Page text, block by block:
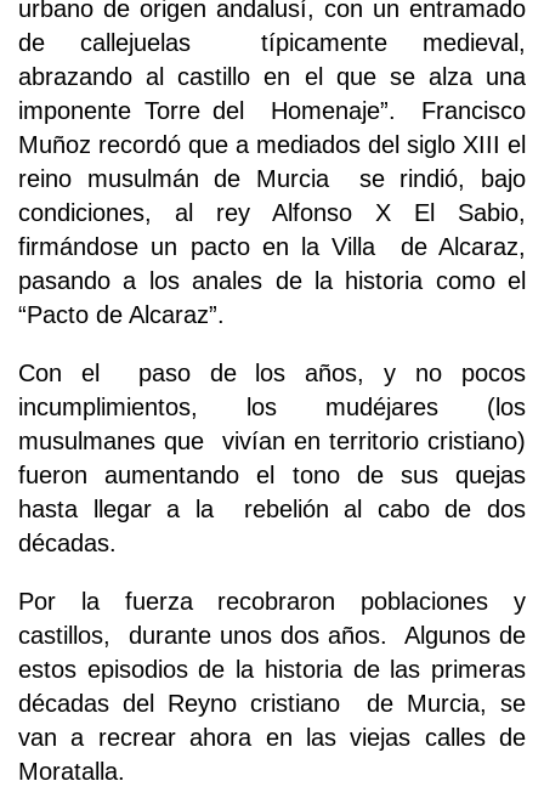
urbano de origen andalusí, con un entramado
de callejuelas típicamente medieval,
abrazando al castillo en el que se alza una
imponente Torre del Homenaje”. Francisco
Muñoz recordó que a mediados del siglo XIII el
reino musulmán de Murcia se rindió, bajo
condiciones, al rey Alfonso X El Sabio,
firmándose un pacto en la Villa de Alcaraz,
pasando a los anales de la historia como el
“Pacto de Alcaraz”.
Con el paso de los años, y no pocos
incumplimientos, los mudéjares (los
musulmanes que vivían en territorio cristiano)
fueron aumentando el tono de sus quejas
hasta llegar a la rebelión al cabo de dos
décadas.
Por la fuerza recobraron poblaciones y
castillos, durante unos dos años. Algunos de
estos episodios de la historia de las primeras
décadas del Reyno cristiano de Murcia, se
van a recrear ahora en las viejas calles de
Moratalla.